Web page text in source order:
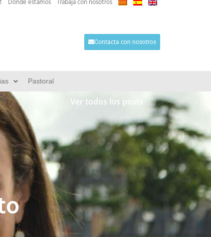
Dónde estamos Trabaja con nosotros
Contacta con nosotros
Pastoral
Ver todos los posts